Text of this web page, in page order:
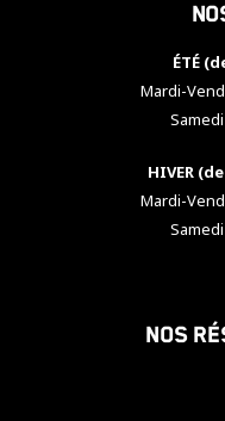
ÉTÉ
Mardi-
HIVER
Mardi-
Nos